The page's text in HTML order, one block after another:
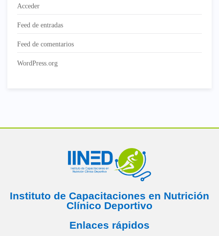
Acceder
Feed de entradas
Feed de comentarios
WordPress.org
Instituto de Capacitaciones en Nutrición
Clínico Deportivo
Enlaces rápidos